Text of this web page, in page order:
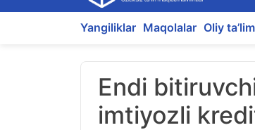
content
Yangiliklar Maqolalar Oliy
Endi
imtiyozli